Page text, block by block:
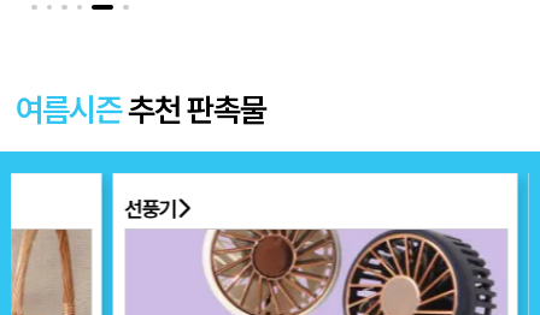
여름시즌추천 판촉물